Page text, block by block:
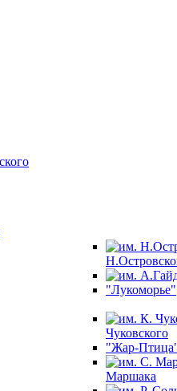
"Лукоморье"
Чуковского
"Жар-
Маршака